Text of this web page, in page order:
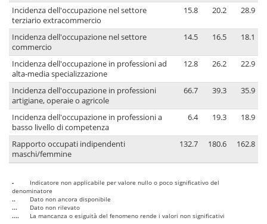
Incidenza dell'occupazione nel settore
terziario extracommercio
15.8 20.2 28.9
Incidenza dell'occupazione nel settore
commercio
14.5 16.5 18.1
Incidenza dell'occupazione in professioni ad
alta-media specializzazione
12.8 26.2 22.9
Incidenza dell'occupazione in professioni
artigiane, operaie o agricole
66.7 39.3 35.9
Incidenza dell'occupazione in professioni a
basso livello di competenza
6.4 19.3 18.9
Rapporto occupati indipendenti
maschi/femmine
132.7 180.6 162.8
-
Indicatore non applicabile per valore nullo o poco significativo del
denominatore
..
Dato non ancora disponibile
...
Dato non rilevato
....
La mancanza o esiguità del fenomeno rende i valori non significativi